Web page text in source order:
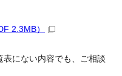
2.3MB）
表にない内容でも、ご相談